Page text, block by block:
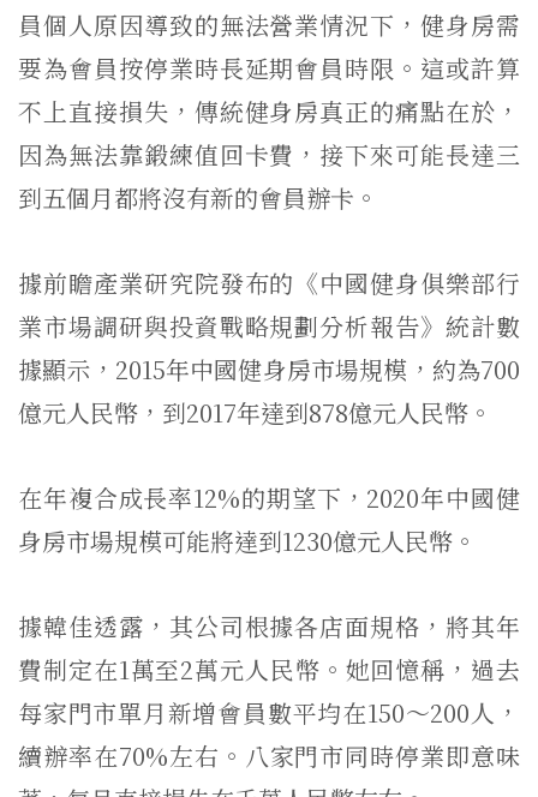
員個人原因導致的無法營業情況下，健身房需
要為會員按停業時長延期會員時限。這或許算
不上直接損失，傳統健身房真正的痛點在於，
因為無法靠鍛練值回卡費，接下來可能長達三
到五個月都將沒有新的會員辦卡。
據前瞻產業研究院發布的《中國健身俱樂部行
業市場調研與投資戰略規劃分析報告》統計數
據顯示，2015年中國健身房市場規模，約為700
億元人民幣，到2017年達到878億元人民幣。
在年複合成長率12%的期望下，2020年中國健
身房市場規模可能將達到1230億元人民幣。
據韓佳透露，其公司根據各店面規格，將其年
費制定在1萬至2萬元人民幣。她回憶稱，過去
每家門市單月新增會員數平均在150～200人，
續辦率在70%左右。八家門市同時停業即意味